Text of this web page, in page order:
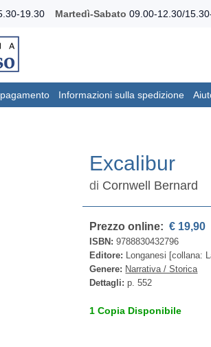
19.30 Martedì-Sabato 09.00-12.30/
Informazioni sulla spedizione
Excalibur
di Cornwell Bernard
Prezzo online: € 19,90
ISBN:9788830432796
Editore: Longanesi [collana:
Genere: Narrativa / Storica
Dettagli:p. 552
1 Copia Disponibile